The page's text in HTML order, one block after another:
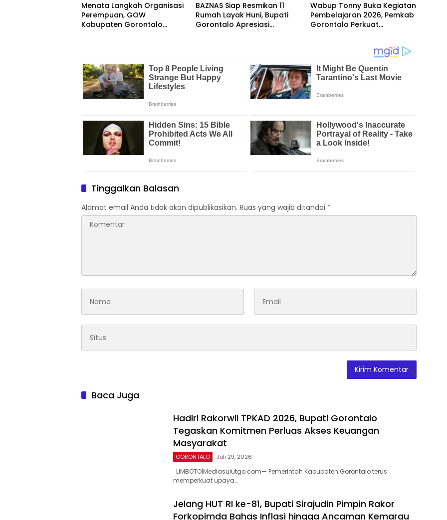
Menata Langkah Organisasi
Perempuan, GOW
Kabupaten Gorontalo
BAZNAS Siap Resmikan 11
Rumah Layak Huni, Bupati
Gorontalo Apresiasi
Wabup Tonny Buka Kegiatan
Pembelajaran 2026, Pemkab
Gorontalo Perkuat
Tinggalkan Balasan
Alamat email Anda tidak akan dipublikasikan. Ruas yang wajib ditandai *
Baca Juga
Hadiri Rakorwil TPKAD 2026, Bupati Gorontalo
Tegaskan Komitmen Perluas Akses Keuangan
Masyarakat
GORONTALO Juli 29, 2026
LIMBOTO|Mediasulutgo.com— Pemerintah Kabupaten Gorontalo terus
memperkuat upaya…
Jelang HUT RI ke-81, Bupati Sirajudin Pimpin Rakor
Forkopimda Bahas Inflasi hingga Ancaman Kemarau